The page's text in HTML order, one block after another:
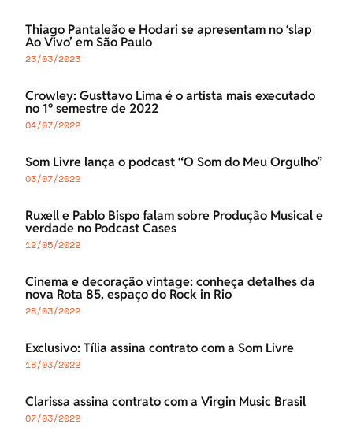
Thiago Pantaleão e Hodari se apresentam no ‘slap
Ao Vivo’ em São Paulo
23/03/2023
Crowley: Gusttavo Lima é o artista mais executado
no 1º semestre de 2022
04/07/2022
Som Livre lança o podcast “O Som do Meu Orgulho”
03/07/2022
Ruxell e Pablo Bispo falam sobre Produção Musical e
verdade no Podcast Cases
12/05/2022
Cinema e decoração vintage: conheça detalhes da
nova Rota 85, espaço do Rock in Rio
28/03/2022
Exclusivo: Tília assina contrato com a Som Livre
18/03/2022
Clarissa assina contrato com a Virgin Music Brasil
07/03/2022